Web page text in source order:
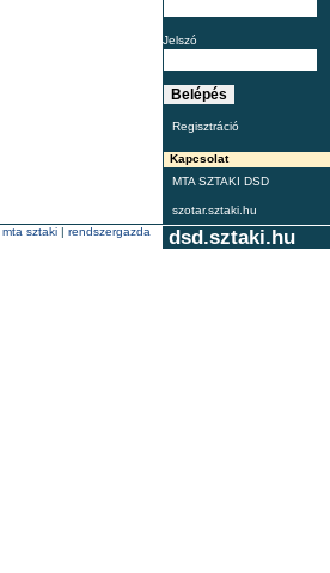
Jelszó
Regisztráció
Kapcsolat
MTA SZTAKI DSD
szotar.sztaki.hu
dsd.sztaki.hu
mta sztaki | rendszergazda